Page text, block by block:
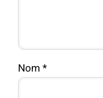
Nom *